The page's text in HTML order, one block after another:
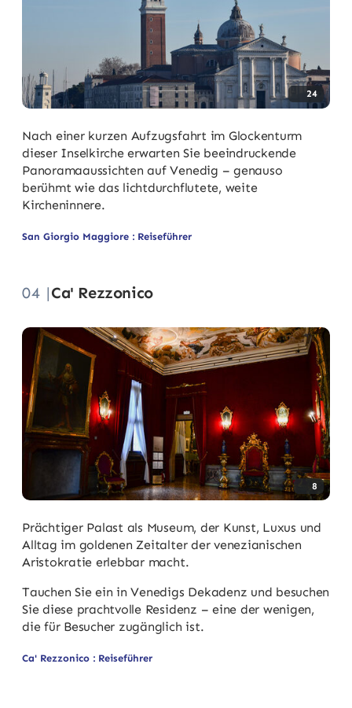
24
Nach einer kurzen Aufzugsfahrt im Glockenturm
dieser Inselkirche erwarten Sie beeindruckende
Panoramaaussichten auf Venedig – genauso
berühmt wie das lichtdurchflutete, weite
Kircheninnere.
San Giorgio Maggiore : Reiseführer
04 |Ca' Rezzonico
8
Prächtiger Palast als Museum, der Kunst, Luxus und
Alltag im goldenen Zeitalter der venezianischen
Aristokratie erlebbar macht.
Tauchen Sie ein in Venedigs Dekadenz und besuchen
Sie diese prachtvolle Residenz – eine der wenigen,
die für Besucher zugänglich ist.
Ca' Rezzonico : Reiseführer